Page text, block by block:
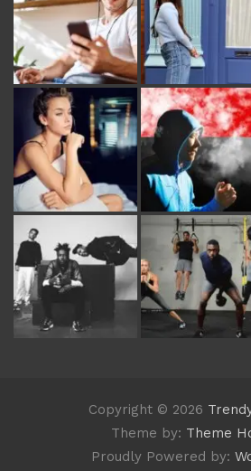
Copyright © 2026
Theme by: Theme
Proudly Powered by: